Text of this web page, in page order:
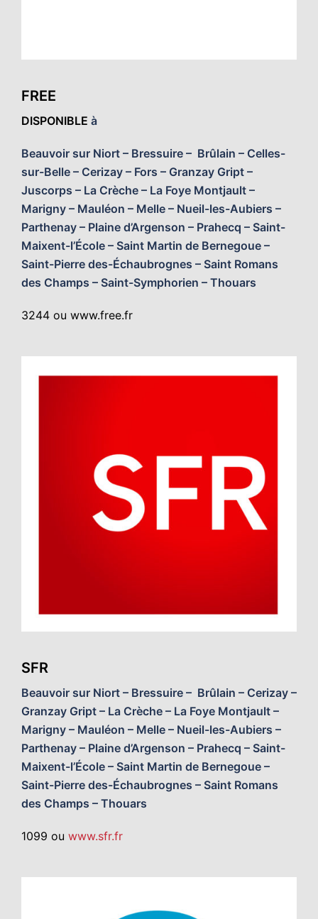
FREE
DISPONIBLE à
Beauvoir sur Niort – Bressuire – Brûlain – Celles-
sur-Belle – Cerizay – Fors – Granzay Gript –
Juscorps – La Crèche – La Foye Montjault –
Marigny – Mauléon – Melle – Nueil-les-Aubiers –
Parthenay – Plaine d’Argenson – Prahecq – Saint-
Maixent-l’École – Saint Martin de Bernegoue –
Saint-Pierre des-Échaubrognes – Saint Romans
des Champs – Saint-Symphorien – Thouars
3244 ou www.free.fr
SFR
Beauvoir sur Niort – Bressuire – Brûlain – Cerizay –
Granzay Gript – La Crèche – La Foye Montjault –
Marigny – Mauléon – Melle – Nueil-les-Aubiers –
Parthenay – Plaine d’Argenson – Prahecq – Saint-
Maixent-l’École – Saint Martin de Bernegoue –
Saint-Pierre des-Échaubrognes – Saint Romans
des Champs – Thouars
1099 ou www.sfr.fr